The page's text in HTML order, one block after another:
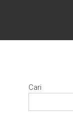
Cari